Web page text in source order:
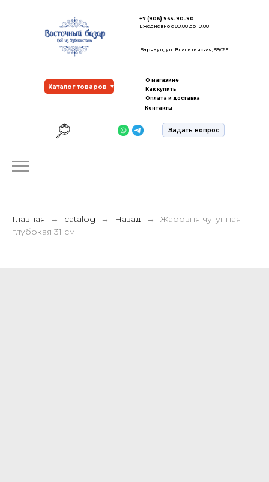
+7 (906) 965-90-90
Ежедневно с 09.00 до 19.00
г. Барнаул, ул. Власихинская, 59/2Е
Каталог товаров
Задать вопрос
О магазине
Как купить
Оплата и доставка
Контакты
Главная catalog Назад
Жаровня чугунная
глубокая 31 см